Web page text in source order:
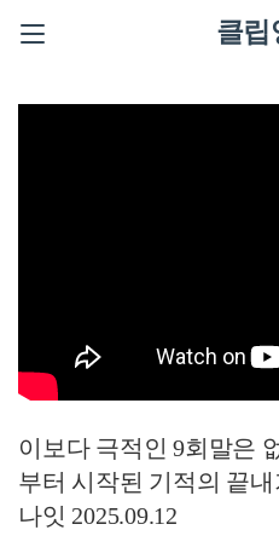
클립
이보다 극적인 9회말은
부터 시작된 기적의 끝
나잇 2025.09.12